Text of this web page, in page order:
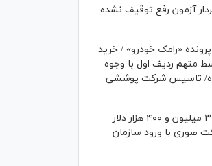
آزمون رفع توقیف نشده
«رامک خودرو» / خرید
متهم ردیف اول با وجوه
تاسیس شرکت پوششی
جلوگیری از پرداخت ۳ میلیون و ۴۰۰ هزار دلار
صوری با ورود سازمان